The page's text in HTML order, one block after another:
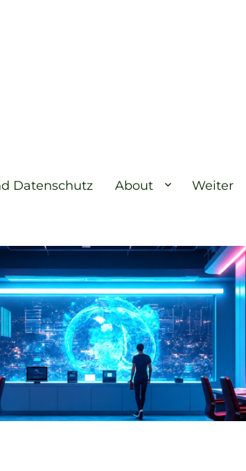
Datenschutz About Weiter